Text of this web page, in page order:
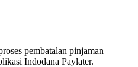
pembatalan pinjaman
Indodana Paylater.